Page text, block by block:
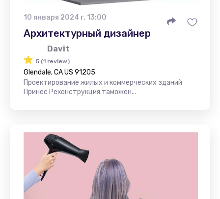
10 января 2024 г. 13:00
Архитектурный дизайнер
Davit
5 (1 review)
Glendale, CA US 91205
Проектирование жилых и коммерческих зданий
Принес Реконструкция таможен...